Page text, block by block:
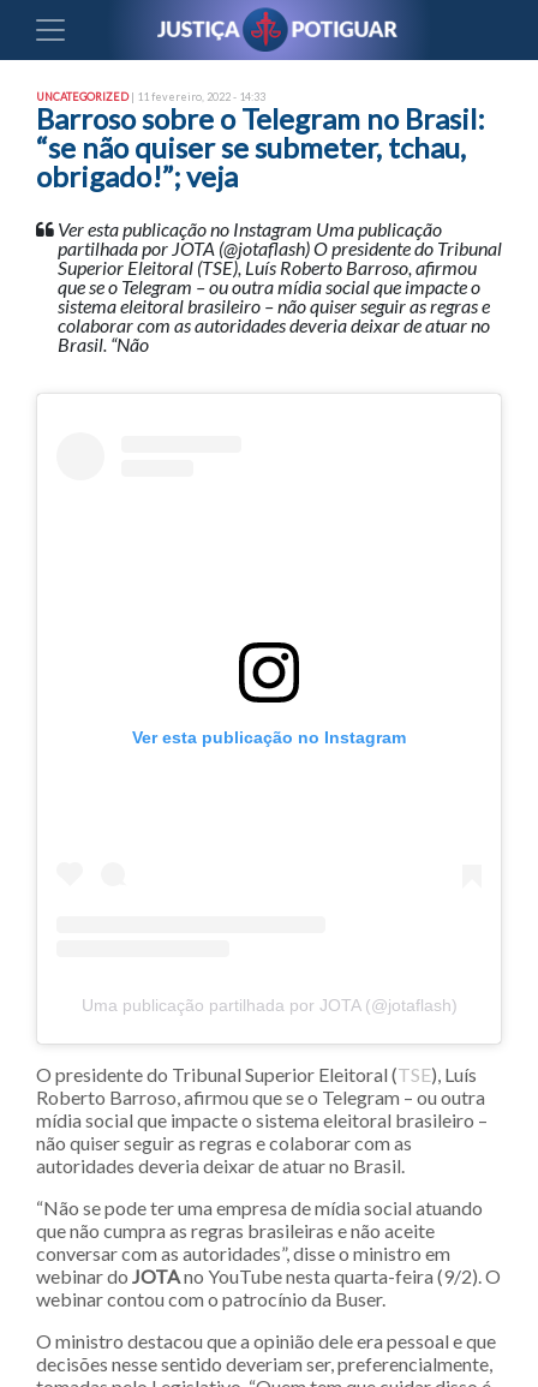
UNCATEGORIZED| 11 fevereiro, 2022 - 14:33
Barroso sobre o Telegram no Brasil:
“se não quiser se submeter, tchau,
obrigado!”; veja
Ver esta publicação no Instagram Uma publicação
partilhada por JOTA (@jotaflash) O presidente do Tribunal
Superior Eleitoral (TSE), Luís Roberto Barroso, afirmou
que se o Telegram – ou outra mídia social que impacte o
sistema eleitoral brasileiro – não quiser seguir as regras e
colaborar com as autoridades deveria deixar de atuar no
Brasil. “Não
Ver esta publicação no Instagram
Uma publicação partilhada por JOTA (@jotaflash)
O presidente do Tribunal Superior Eleitoral (TSE), Luís
Roberto Barroso, afirmou que se o Telegram – ou outra
mídia social que impacte o sistema eleitoral brasileiro –
não quiser seguir as regras e colaborar com as
autoridades deveria deixar de atuar no Brasil.
“Não se pode ter uma empresa de mídia social atuando
que não cumpra as regras brasileiras e não aceite
conversar com as autoridades”, disse o ministro em
webinar do JOTAno YouTube nesta quarta-feira (9/2). O
webinar contou com o patrocínio da Buser.
O ministro destacou que a opinião dele era pessoal e que
decisões nesse sentido deveriam ser, preferencialmente,